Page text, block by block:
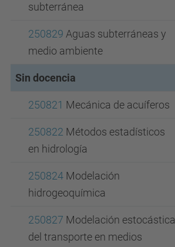
subterránea
250829 Aguas subterráneas y
medio ambiente
Sin docencia
250821 Mecánica de acuíferos
250822 Métodos estadísticos
en hidrología
250824 Modelación
hidrogeoquímica
250827 Modelación estocástica
del transporte en medios